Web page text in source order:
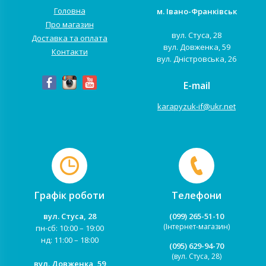
Головна
Про магазин
Доставка та оплата
Контакти
м. Івано-Франківськ
вул. Стуса, 28
вул. Довженка, 59
вул. Дністровська, 26
E-mail
karapyzuk-if@ukr.net
Графік роботи
вул. Стуса, 28
пн-сб: 10:00 – 19:00
нд: 11:00 – 18:00
вул. Довженка, 59
Телефони
(099) 265-51-10
(Інтернет-магазин)
(095) 629-94-70
(вул. Стуса, 28)